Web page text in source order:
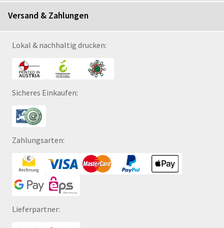
Versand & Zahlungen
Lokal & nachhaltig drucken:
Sicheres Einkaufen:
Zahlungsarten:
Lieferpartner: